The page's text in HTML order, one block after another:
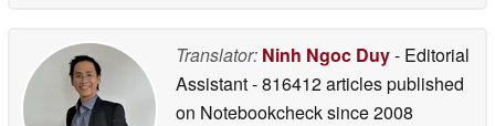
Translator: Ninh Ngoc Duy- Editorial
Assistant- 816412 articles published
on Notebookchecksince 2008